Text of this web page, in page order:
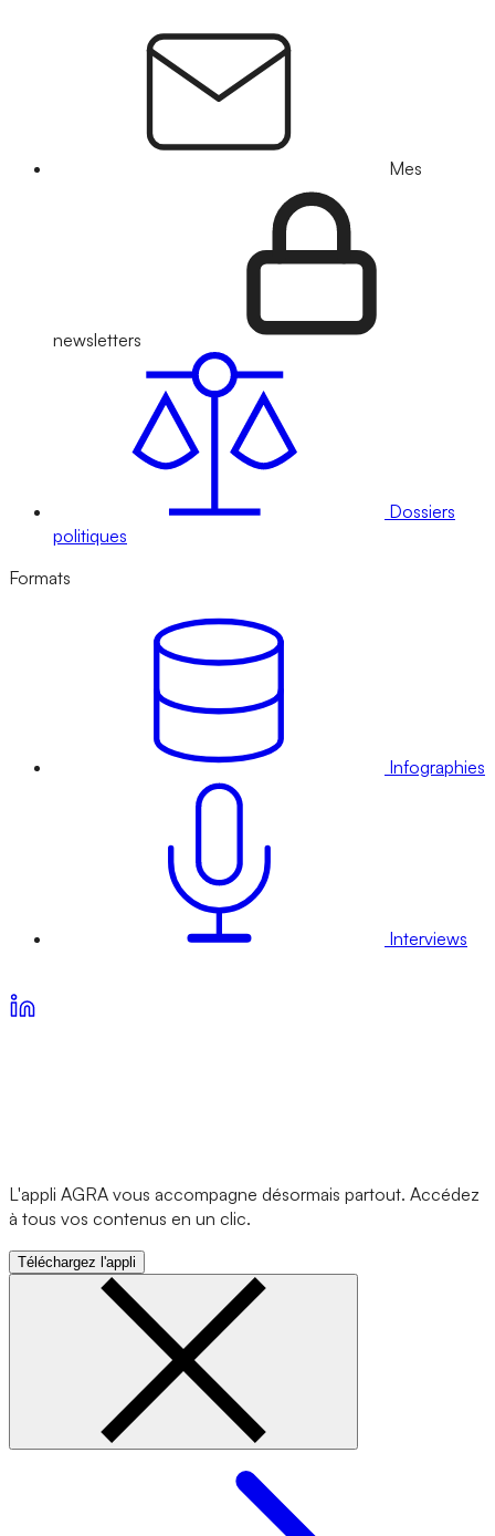
Mes
newsletters
Dossiers
politiques
Formats
Infographies
Interviews
L'appli AGRA vous accompagne désormais partout. Accédez
à tous vos contenus en un clic.
Téléchargez l'appli